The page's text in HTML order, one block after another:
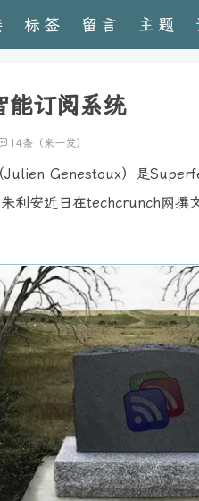
标签 留言 主题
能订阅系统
14条（来一发）
Julien Genestoux）是
利安近日在techcrunch网